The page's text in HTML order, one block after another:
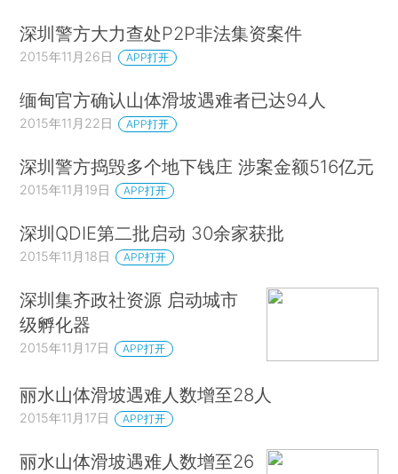
深圳警方大力查处P2P非法集资案件
2015年11月26日 APP打开
缅甸官方确认山体滑坡遇难者已达94人
2015年11月22日 APP打开
深圳警方捣毁多个地下钱庄 涉案金额516亿元
2015年11月19日 APP打开
深圳QDIE第二批启动 30余家获批
2015年11月18日 APP打开
深圳集齐政社资源 启动城市
级孵化器
2015年11月17日 APP打开
丽水山体滑坡遇难人数增至28人
2015年11月17日 APP打开
丽水山体滑坡遇难人数增至26